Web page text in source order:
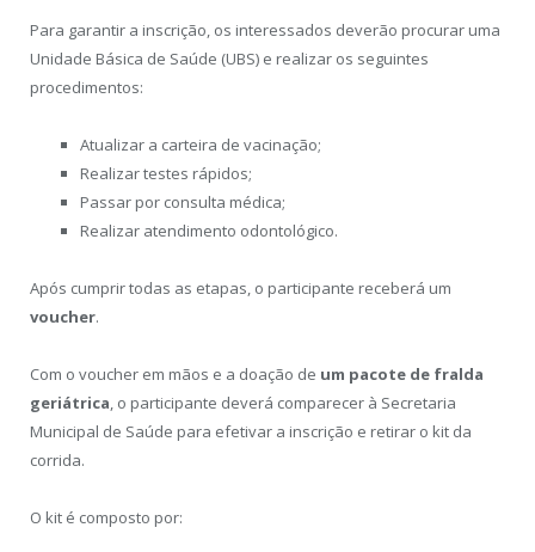
Para garantir a inscrição, os interessados deverão procurar uma
Unidade Básica de Saúde (UBS) e realizar os seguintes
procedimentos:
Atualizar a carteira de vacinação;
Realizar testes rápidos;
Passar por consulta médica;
Realizar atendimento odontológico.
Após cumprir todas as etapas, o participante receberá um
voucher.
Com o voucher em mãos e a doação de um pacote de fralda
geriátrica, o participante deverá comparecer à Secretaria
Municipal de Saúde para efetivar a inscrição e retirar o kit da
corrida.
O kit é composto por: